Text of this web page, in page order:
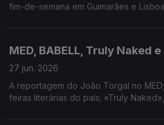
fim-de-semana em Guimarães e
MED, BABELL, Truly Naked
27 jun. 2026
A reportagem do João Torgal no
feiras literárias do país; «Truly